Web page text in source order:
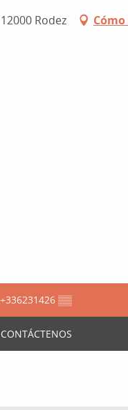
Rodez
+336231426 ▒▒
CONTÁCTENOS